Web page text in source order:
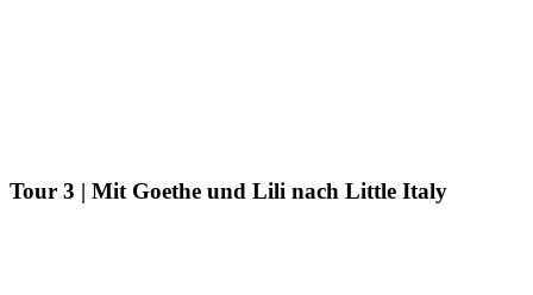
Tour 3 | Mit Goethe und Lili nach Little Italy